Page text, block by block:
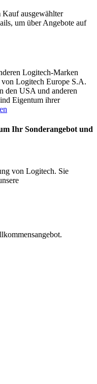
Kauf ausgewählter
um über Angebote auf
Logitech-Marken
Logitech Europe S.A.
den USA und anderen
Eigentum ihrer
Ihr Sonderangebot und
von Logitech. Sie